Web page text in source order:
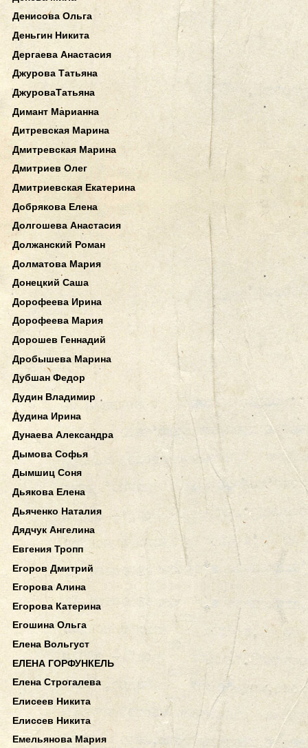
Денисова Ольга
Деньгин Никита
Дергаева Анастасия
Джурова Татьяна
ДжуроваТатьяна
Димант Марианна
Дитревская Марина
Дмитревская Марина
Дмитриев Олег
Дмитриевская Екатерина
Добрякова Елена
Долгошева Анастасия
Должанский Роман
Долматова Мария
Донецкий Саша
Дорофеева Ирина
Дорофеева Мария
Дорошев Геннадий
Дробышева Марина
Дубшан Федор
Дудин Владимир
Дудина Ирина
Дунаева Александра
Дымова Софья
Дымшиц Соня
Дьякова Елена
Дьяченко Наталия
Дядчук Ангелина
Евгения Тропп
Егоров Дмитрий
Егорова Алина
Егорова Катерина
Егошина Ольга
Елена Вольгуст
ЕЛЕНА ГОРФУНКЕЛЬ
Елена Строгалева
Елисеев Никита
Елиссев Никита
Емельянова Мария